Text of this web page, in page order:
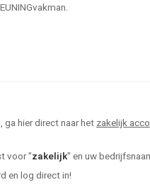
ga hier direct naar hetzakelijk
voor "zakelijk" en uw
en log direct in!